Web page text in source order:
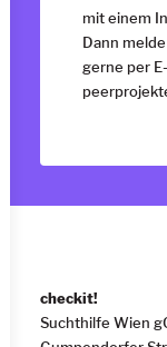
mit einem
Dann
gerne per
checkit!
Suchthilfe Wien